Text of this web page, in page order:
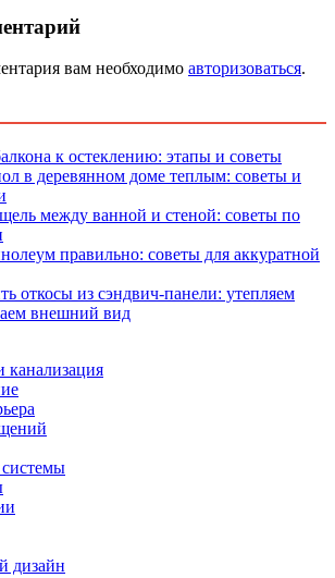
вам необходимо авторизоваться.
к остеклению: этапы и советы
в деревянном доме теплым: советы и
щель между ванной и стеной: советы по
правильно: советы для аккуратной
откосы из сэндвич-панели: утепляем
внешний вид
канализация
дизайн